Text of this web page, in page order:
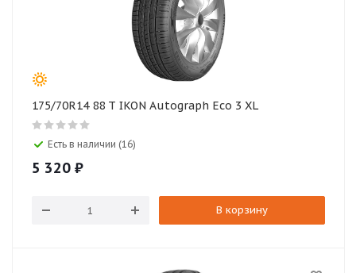
175/70R14 88 T IKON Autograph Eco 3 XL
Есть в наличии (16)
5 320 ₽
В корзину